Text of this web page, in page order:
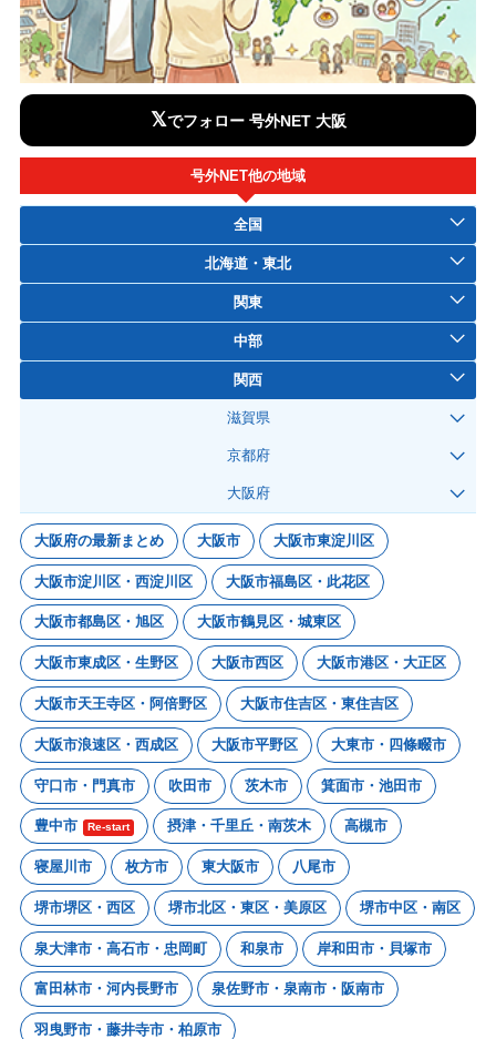
𝕏でフォロー 号外NET 大阪
号外NET他の地域
全国
北海道・東北
関東
中部
関西
滋賀県
京都府
大阪府
大阪府の最新まとめ 大阪市 大阪市東淀川区
大阪市淀川区・西淀川区 大阪市福島区・此花区
大阪市都島区・旭区 大阪市鶴見区・城東区
大阪市東成区・生野区 大阪市西区 大阪市港区・大正区
大阪市天王寺区・阿倍野区 大阪市住吉区・東住吉区
大阪市浪速区・西成区 大阪市平野区 大東市・四條畷市
守口市・門真市 吹田市 茨木市 箕面市・池田市
豊中市 Re-start 摂津・千里丘・南茨木 高槻市
寝屋川市 枚方市 東大阪市 八尾市
堺市堺区・西区 堺市北区・東区・美原区 堺市中区・南区
泉大津市・高石市・忠岡町 和泉市 岸和田市・貝塚市
富田林市・河内長野市 泉佐野市・泉南市・阪南市
羽曳野市・藤井寺市・柏原市